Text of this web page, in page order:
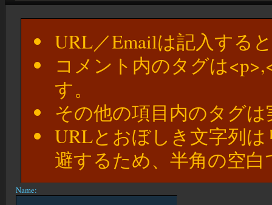
URL／Emailは記入する
コメント内のタグは
す。
その他の項目内のタグ
URLとおぼしき文字列
避するため、半角の空
Name: